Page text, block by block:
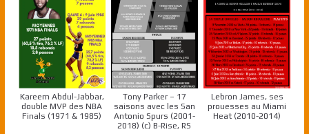
Kareem Abdul-Jabbar,
double MVP des NBA
Finals (1971 & 1985)
Tony Parker – 17
saisons avec les San
Antonio Spurs (2001-
2018) (c) B-Rise, RS
Lebron James, ses
prouesses au Miami
Heat (2010-2014)